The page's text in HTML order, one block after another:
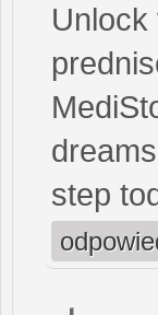
Unlock
step